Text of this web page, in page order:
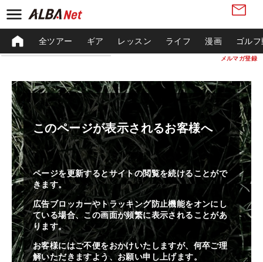
メルマガ登録
全ツアー ギア レッスン ライフ 漫画 ゴル
このページが表示されるお客様へ
ページを更新するとサイトの閲覧を続けることがで
きます。
広告ブロッカーやトラッキング防止機能をオンにし
ている場合、この画面が頻繁に表示されることがあ
ります。
お客様にはご不便をおかけいたしますが、何卒ご理
解いただきますよう、お願い申し上げます。